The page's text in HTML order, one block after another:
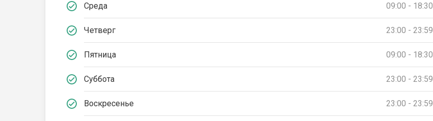
Среда 09:00 - 18:30
Четверг 23:00 - 23:59
Пятница 09:00 - 18:30
Суббота 23:00 - 23:59
Воскресенье 23:00 - 23:59